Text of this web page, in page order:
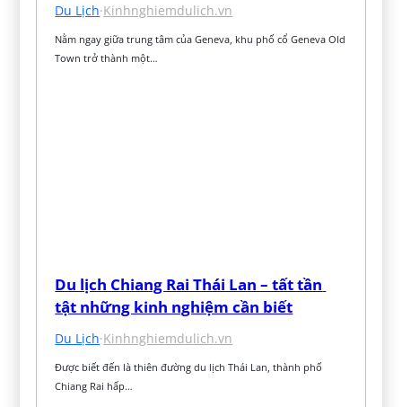
Du Lịch·Kinhnghiemdulich.vn
Nằm ngay giữa trung tâm của Geneva, khu phố cổ Geneva Old
Town trở thành một…
Du lịch Chiang Rai Thái Lan – tất tần
tật những kinh nghiệm cần biết
Du Lịch·Kinhnghiemdulich.vn
Được biết đến là thiên đường du lịch Thái Lan, thành phố
Chiang Rai hấp…